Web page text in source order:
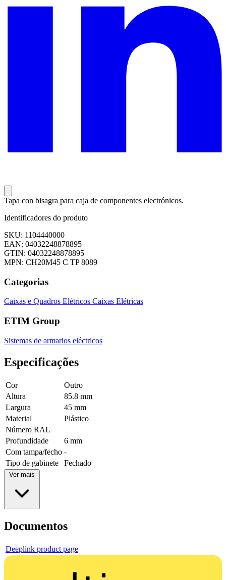
Tapa con bisagra para caja de componentes electrónicos.
Identificadores do produto
SKU: 1104440000
EAN: 04032248878895
GTIN: 04032248878895
MPN: CH20M45 C TP 8089
Categorias
Caixas e Quadros Elétricos Caixas Elétricas
ETIM Group
Sistemas de armarios eléctricos
Especificações
Cor
Outro
Altura
85.8 mm
Largura
45 mm
Material
Plástico
Número RAL
Profundidade
6 mm
Com tampa/fecho -
Tipo de gabinete
Fechado
Ver mais
Documentos
Deeplink product page